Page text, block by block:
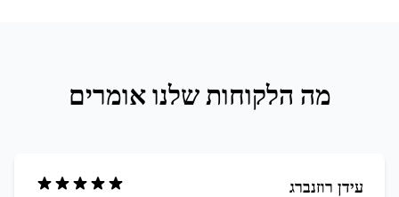
מה הלקוחות שלנו אומרים
עידן רוזנברג